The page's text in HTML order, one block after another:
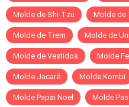
Molde de Shi-Tzu Molde de
Molde de Trem Molde de
Molde de Vestidos Molde
Molde Jacaré Molde Kombi
Molde Papai Noel Molde